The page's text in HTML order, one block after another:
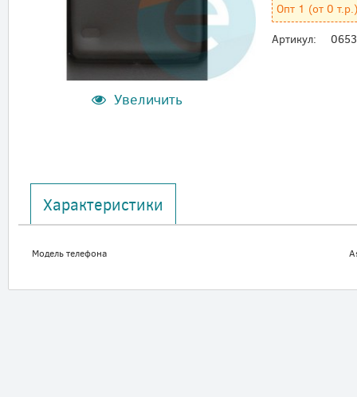
Увеличить
Опт 1 (от 0 т.р.)
Артикул:
Характеристики
Модель телефона